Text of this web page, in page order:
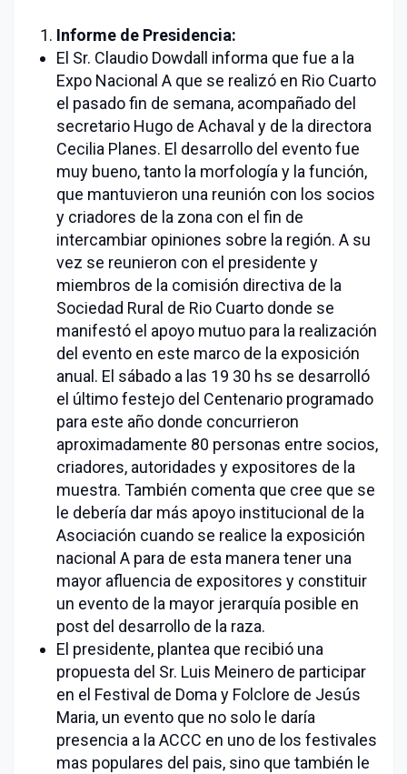
Informe de Presidencia:
El Sr. Claudio Dowdall informa que fue a la
Expo Nacional A que se realizó en Rio Cuarto
el pasado fin de semana, acompañado del
secretario Hugo de Achaval y de la directora
Cecilia Planes. El desarrollo del evento fue
muy bueno, tanto la morfología y la función,
que mantuvieron una reunión con los socios
y criadores de la zona con el fin de
intercambiar opiniones sobre la región. A su
vez se reunieron con el presidente y
miembros de la comisión directiva de la
Sociedad Rural de Rio Cuarto donde se
manifestó el apoyo mutuo para la realización
del evento en este marco de la exposición
anual. El sábado a las 19 30 hs se desarrolló
el último festejo del Centenario programado
para este año donde concurrieron
aproximadamente 80 personas entre socios,
criadores, autoridades y expositores de la
muestra. También comenta que cree que se
le debería dar más apoyo institucional de la
Asociación cuando se realice la exposición
nacional A para de esta manera tener una
mayor afluencia de expositores y constituir
un evento de la mayor jerarquía posible en
post del desarrollo de la raza.
El presidente, plantea que recibió una
propuesta del Sr. Luis Meinero de participar
en el Festival de Doma y Folclore de Jesús
Maria, un evento que no solo le daría
presencia a la ACCC en uno de los festivales
mas populares del pais, sino que también le